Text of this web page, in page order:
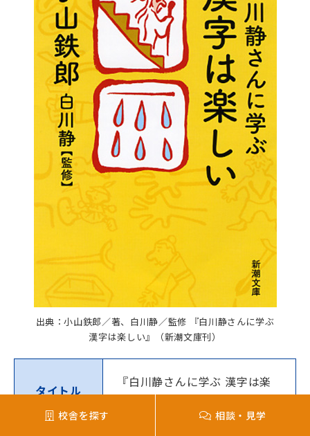
出典：小山鉄郎／著、白川静／監修 『白川静さんに学ぶ
漢字は楽しい』（新潮文庫刊）
タイトル
『白川静さんに学ぶ 漢字は楽
しい』
校舎を探す 相談・見学